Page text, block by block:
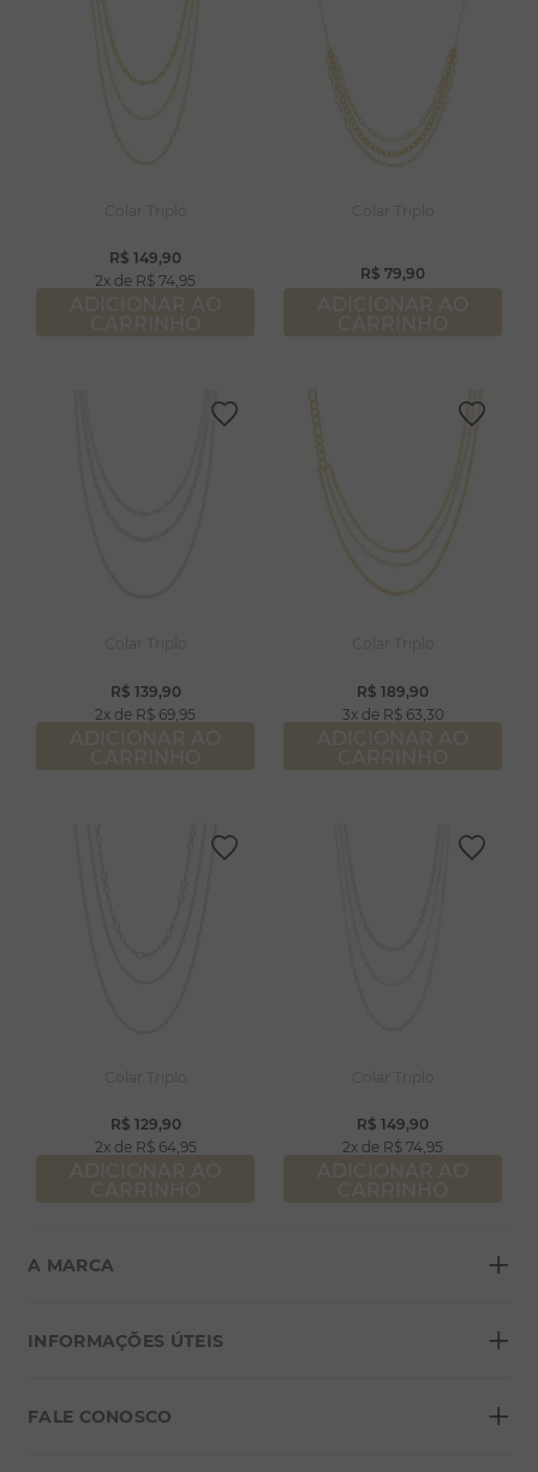
R$ 149,90
2
R$ 74,95 R$ 79,90
R$ 139,90
2
R$ 69 95
R$ 189,90
3
R$ 63 30
R$ 129,90
2
R$ 64, 95
R$ 149,90
2
R$ 74 95
A MARCA +
Seja um franqueado
INFORMAÇÕES ÚTEIS +
FALE CONOSCO +